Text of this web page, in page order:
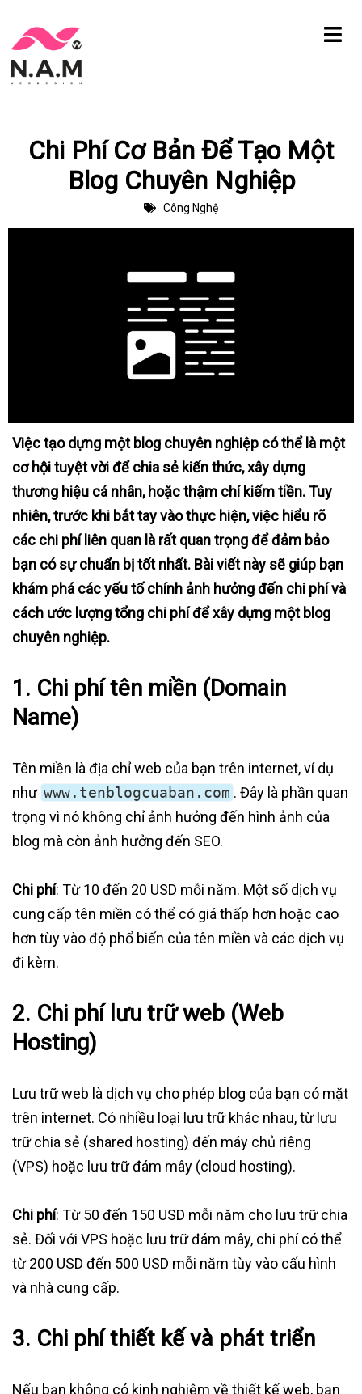
Chuyển
tới
Chi Phí Cơ Bản Để Tạo Một
Blog Chuyên Nghiệp
Công Nghệ
Việc tạo dựng một blog chuyên nghiệp có thể là một
cơ hội tuyệt vời để chia sẻ kiến thức, xây dựng
thương hiệu cá nhân, hoặc thậm chí kiếm tiền. Tuy
nhiên, trước khi bắt tay vào thực hiện, việc hiểu rõ
các chi phí liên quan là rất quan trọng để đảm bảo
bạn có sự chuẩn bị tốt nhất. Bài viết này sẽ giúp bạn
khám phá các yếu tố chính ảnh hưởng đến chi phí và
cách ước lượng tổng chi phí để xây dựng một blog
chuyên nghiệp.
1. Chi phí tên miền (Domain
Name)
Tên miền là địa chỉ web của bạn trên internet, ví dụ
như www.tenblogcuaban.com . Đây là phần quan
trọng vì nó không chỉ ảnh hưởng đến hình ảnh của
blog mà còn ảnh hưởng đến SEO.
Chi phí: Từ 10 đến 20 USD mỗi năm. Một số dịch vụ
cung cấp tên miền có thể có giá thấp hơn hoặc cao
hơn tùy vào độ phổ biến của tên miền và các dịch vụ
đi kèm.
2. Chi phí lưu trữ web (Web
Hosting)
Lưu trữ web là dịch vụ cho phép blog của bạn có mặt
trên internet. Có nhiều loại lưu trữ khác nhau, từ lưu
trữ chia sẻ (shared hosting) đến máy chủ riêng
(VPS) hoặc lưu trữ đám mây (cloud hosting).
Chi phí: Từ 50 đến 150 USD mỗi năm cho lưu trữ chia
sẻ. Đối với VPS hoặc lưu trữ đám mây, chi phí có thể
từ 200 USD đến 500 USD mỗi năm tùy vào cấu hình
và nhà cung cấp.
3. Chi phí thiết kế và phát triển
Nếu bạn không có kinh nghiệm về thiết kế web, bạn